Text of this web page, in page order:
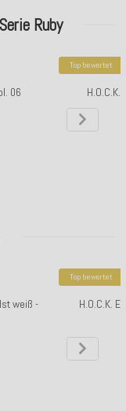
Ruby
06
Top bewertet
weiß -
Top bewertet
H.O.C.K.